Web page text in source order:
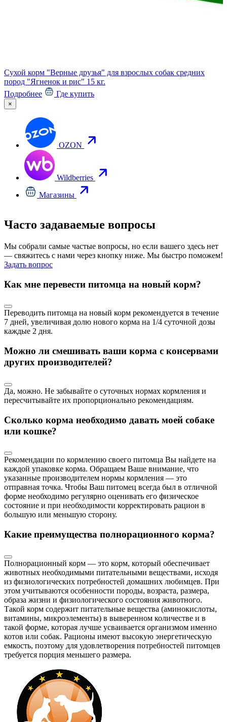
Сухой корм "Верные друзья" для взрослых собак средних
пород "Ягненок и рис" 15 кг.
Подробнее
Где купить
×
OZON
Wildberries
Магазины
Часто задаваемые вопросы
Мы собрали самые частые вопросы, но если вашего здесь нет
— свяжитесь с нами через кнопку ниже. Мы быстро поможем!
Задать вопрос
Как мне перевести питомца на новый корм?
Переводить питомца на новый корм рекомендуется в течение
7 дней, увеличивая долю нового корма на 1/4 суточной дозы
каждые 2 дня.
Можно ли смешивать ваши корма с консервами
других производителей?
Да, можно. Не забывайте о суточных нормах кормления и
пересчитывайте их пропорционально рекомендациям.
Сколько корма необходимо давать моей собаке
или кошке?
Рекомендации по кормлению своего питомца Вы найдете на
каждой упаковке корма. Обращаем Ваше внимание, что
указанные производителем нормы кормления — это
отправная точка. Чтобы Ваш питомец всегда был в отличной
форме необходимо регулярно оценивать его физическое
состояние и при необходимости корректировать рацион в
большую или меньшую сторону.
Какие преимущества полнорационного корма?
Полнорационный корм — это корм, который обеспечивает
животных необходимыми питательными веществами, исходя
из физиологических потребностей домашних любимцев. При
этом учитываются особенности породы, возраста, размера,
образа жизни и физиологического состояния животного.
Такой корм содержит питательные вещества (аминокислоты,
витамины, микроэлементы) в выверенном количестве и в
такой форме, которая лучше усваивается организмом именно
котов или собак. Рационы имеют высокую энергетическую
емкость, поэтому для удовлетворения потребностей питомцев
требуется порция меньшего размера.